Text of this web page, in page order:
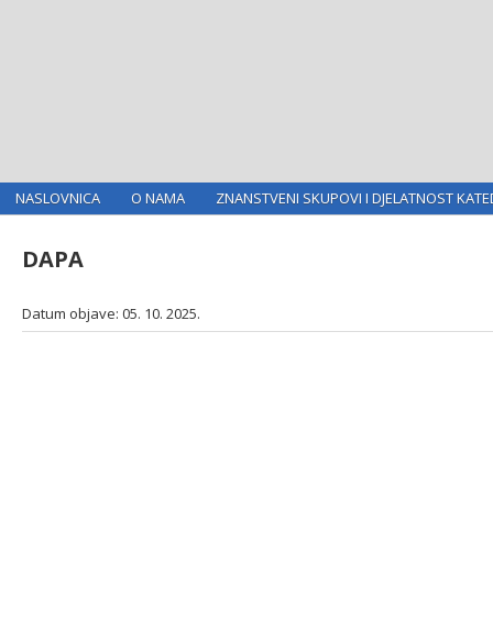
NASLOVNICA O NAMA ZNANSTVENI SKUPOVI I DJELATNOST
DAPA
Datum objave: 05. 10. 2025.